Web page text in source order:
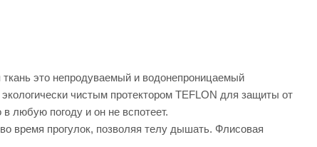
это непродуваемый и водонепроницаемый
чистым протектором TEFLON для защиты от
любую погоду и он не вспотеет.
время прогулок, позволяя телу дышать. Флисовая